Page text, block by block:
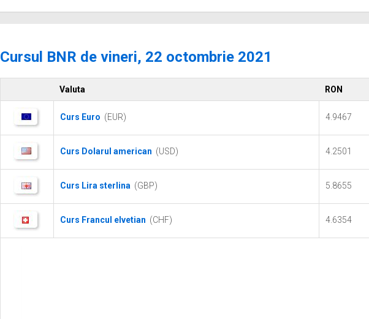
Cursul BNR de vineri, 22 octombrie 2021
Valuta RON
Curs Euro (EUR) 4.9467
Curs Dolarul american (USD) 4.2501
Curs Lira sterlina (GBP) 5.8655
Curs Francul elvetian (CHF) 4.6354